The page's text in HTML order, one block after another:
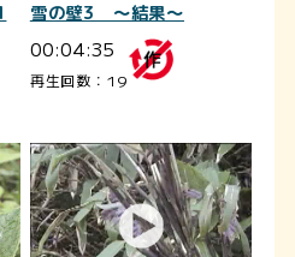
雪の壁3 ～結果～
00:04:35
再生回数：19